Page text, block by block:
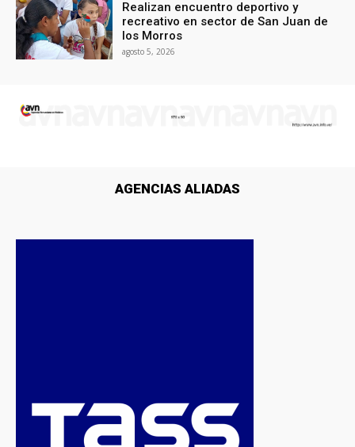
Realizan encuentro deportivo y
recreativo en sector de San Juan de
los Morros
agosto 5, 2026
AGENCIAS ALIADAS